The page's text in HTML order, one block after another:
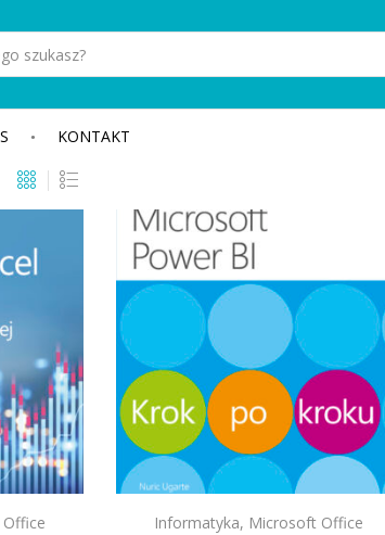
KONTAKT
Informatyka, Microsoft Office